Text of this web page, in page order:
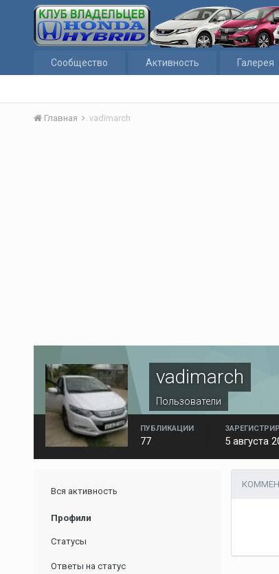
Сообщество Активность Галерея
Главная vadimarch
vadimarch
Пользователи
ПУБЛИКАЦИИ
77 5 августа
Вся активность
Профили
Статусы
Ответы на статус